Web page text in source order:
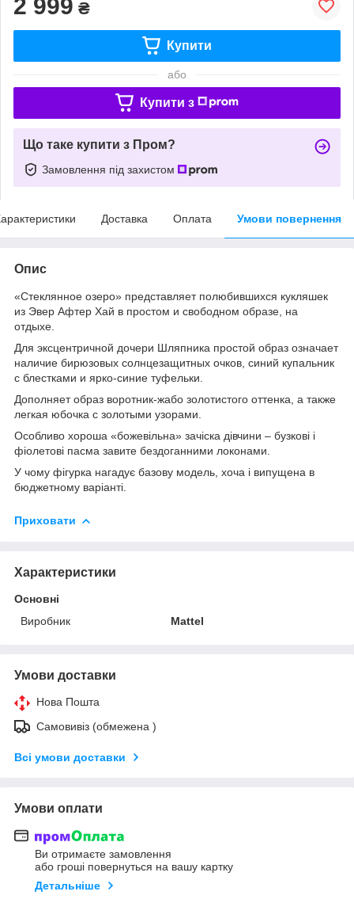
2 999 ₴
Купити
або
Купити з
Що таке купити з Пром?
Замовлення під захистом
Доставка Оплата Умови повернення
Опис
«Стеклянное озеро» представляет полюбившихся кукляшек
из Эвер Афтер Хай в простом и свободном образе, на
отдыхе.
Для эксцентричной дочери Шляпника простой образ означает
наличие бирюзовых солнцезащитных очков, синий купальник
с блестками и ярко-синие туфельки.
Дополняет образ воротник-жабо золотистого оттенка, а также
легкая юбочка с золотыми узорами.
Особливо хороша «божевільна» зачіска дівчини – бузкові і
фіолетові пасма завите бездоганними локонами.
У чому фігурка нагадує базову модель, хоча і випущена в
бюджетному варіанті.
Приховати
Характеристики
Основні
Виробник
Mattel
Умови доставки
Нова Пошта
Самовивіз (обмежена )
Всі умови доставки
Умови оплати
Ви отримаєте замовлення
або гроші повернуться на вашу картку
Детальніше